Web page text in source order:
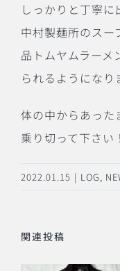
しっかりと丁寧
中村製麺所のス
品トムヤムラーメ
られるようになり
体の中からあった
乗り切って下さい！
2022.01.15 | LOG,
関連投稿